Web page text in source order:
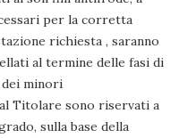
per la corretta
richiesta , saranno
al termine delle fasi di
minori
Titolare sono riservati a
sulla base della